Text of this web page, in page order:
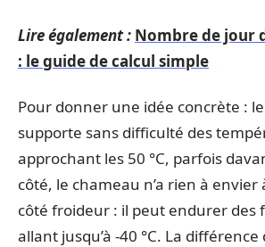
Lire également : Nombre de jour
: le guide de calcul simple
Pour donner une idée concrète :
supporte sans difficulté des
approchant les 50 °C, parfois
côté, le chameau n’a rien à envier
côté froideur : il peut endurer des
allant jusqu’à -40 °C. La